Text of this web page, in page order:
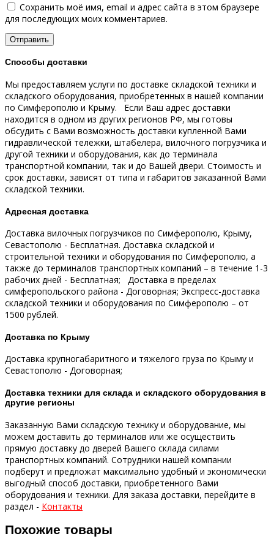
Сохранить моё имя, email и адрес сайта в этом браузере
для последующих моих комментариев.
Способы доставки
Мы предоставляем услуги по доставке складской техники и
складского оборудования, приобретенных в нашей компании
по Симферополю и Крыму.
Если Ваш адрес доставки
находится в одном из других регионов РФ, мы готовы
обсудить с Вами возможность доставки купленной Вами
гидравлической тележки, штабелера, вилочного погрузчика и
другой техники и оборудования, как до терминала
транспортной компании, так и до Вашей двери. Стоимость и
срок доставки, зависят от типа и габаритов заказанной Вами
складской техники.
Адресная доставка
Доставка вилочных погрузчиков по Симферополю, Крыму,
Севастополю - Бесплатная. Доставка складской и
строительной техники и оборудования по Симферополю, а
также до терминалов транспортных компаний – в течение 1-3
рабочих дней - Бесплатная; Доставка в пределах
симферопольского района - Договорная; Экспресс-доставка
складской техники и оборудования по Симферополю – от
1500 рублей.
Доставка по Крыму
Доставка крупногабаритного и тяжелого груза по Крыму и
Севастополю - Договорная;
Доставка техники для склада и складского оборудования в
другие регионы
Заказанную Вами складскую технику и оборудование, мы
можем доставить до терминалов или же осуществить
прямую доставку до дверей Вашего склада силами
транспортных компаний. Сотрудники нашей компании
подберут и предложат максимально удобный и экономически
выгодный способ доставки, приобретенного Вами
оборудования и техники. Для заказа доставки, перейдите в
раздел - Контакты
Похожие товары